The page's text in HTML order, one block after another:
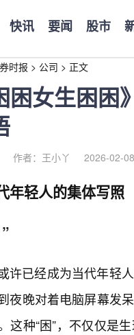
快讯 要闻 股市
时报 > 公司 > 正文
困女生困
作者：王小丫 2026-02-
轻人的集体写照
许已经成为当代年轻
夜晚对着电脑屏幕发
这种“困”，不仅仅是